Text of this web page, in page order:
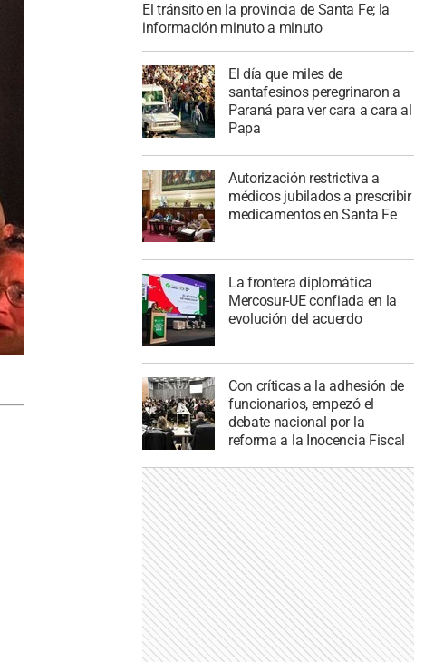
El tránsito en la provincia de Santa Fe; la
información minuto a minuto
El día que miles de
santafesinos peregrinaron a
Paraná para ver cara a cara al
Papa
Autorización restrictiva a
médicos jubilados a prescribir
medicamentos en Santa Fe
La frontera diplomática
Mercosur-UE confiada en la
evolución del acuerdo
Con críticas a la adhesión de
funcionarios, empezó el
debate nacional por la
reforma a la Inocencia Fiscal